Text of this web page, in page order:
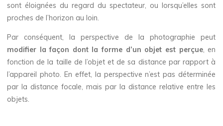
sont éloignées du regard du spectateur, ou lorsqu’elles sont
proches de l’horizon au loin.
Par conséquent, la perspective de la photographie peut
modifier la façon dont la forme d’un objet est perçue, en
fonction de la taille de l’objet et de sa distance par rapport à
l’appareil photo. En effet, la perspective n’est pas déterminée
par la distance focale, mais par la distance relative entre les
objets.